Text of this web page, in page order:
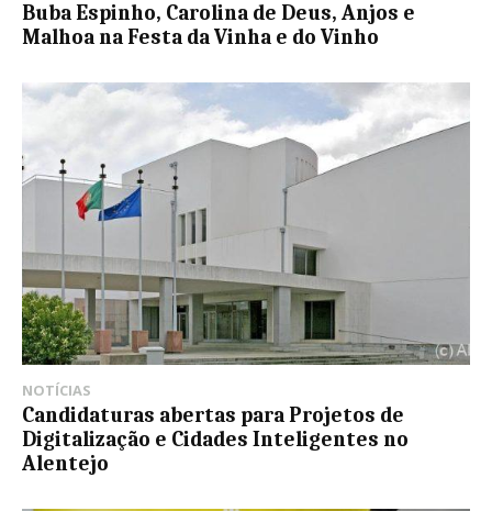
Buba Espinho, Carolina de Deus, Anjos e
Malhoa na Festa da Vinha e do Vinho
NOTÍCIAS
Candidaturas abertas para Projetos de
Digitalização e Cidades Inteligentes no
Alentejo